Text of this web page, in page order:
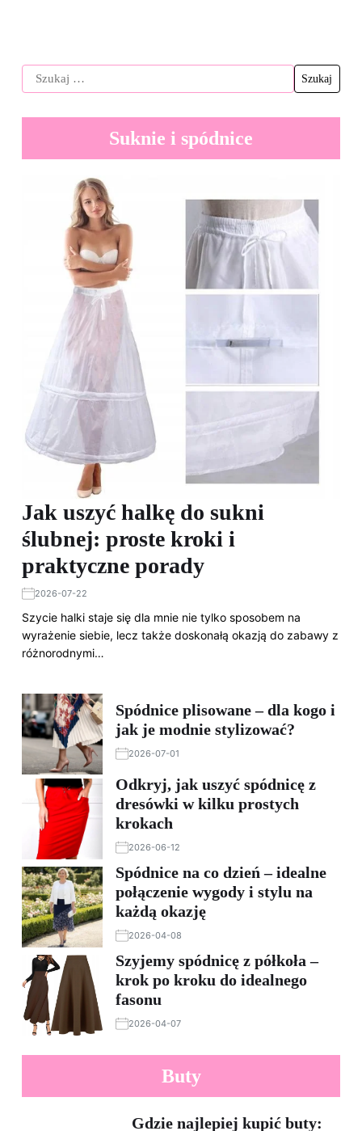
Suknie i spódnice
Jak uszyć halkę do sukni
ślubnej: proste kroki i
praktyczne porady
2026-07-22
Szycie halki staje się dla mnie nie tylko sposobem na
wyrażenie siebie, lecz także doskonałą okazją do zabawy z
różnorodnymi…
Spódnice plisowane – dla kogo i
jak je modnie stylizować?
2026-07-01
Odkryj, jak uszyć spódnicę z
dresówki w kilku prostych
krokach
2026-06-12
Spódnice na co dzień – idealne
połączenie wygody i stylu na
każdą okazję
2026-04-08
Szyjemy spódnicę z półkoła –
krok po kroku do idealnego
fasonu
2026-04-07
Buty
Gdzie najlepiej kupić buty: